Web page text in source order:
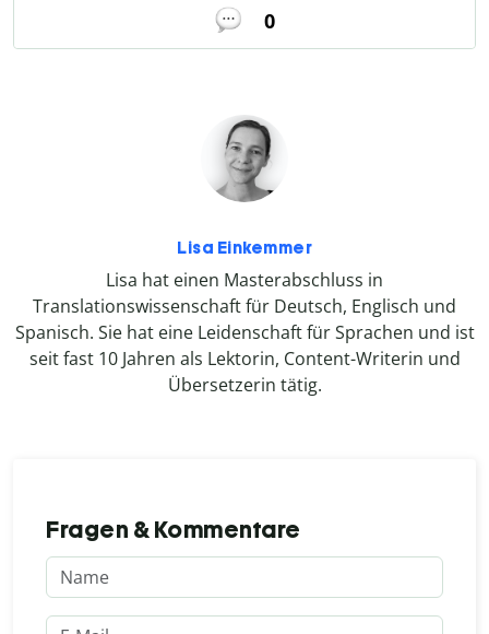
0
Lisa Einkemmer
Lisa hat einen Masterabschluss in
Translationswissenschaft für Deutsch, Englisch und
Spanisch. Sie hat eine Leidenschaft für Sprachen und ist
seit fast 10 Jahren als Lektorin, Content-Writerin und
Übersetzerin tätig.
Fragen & Kommentare